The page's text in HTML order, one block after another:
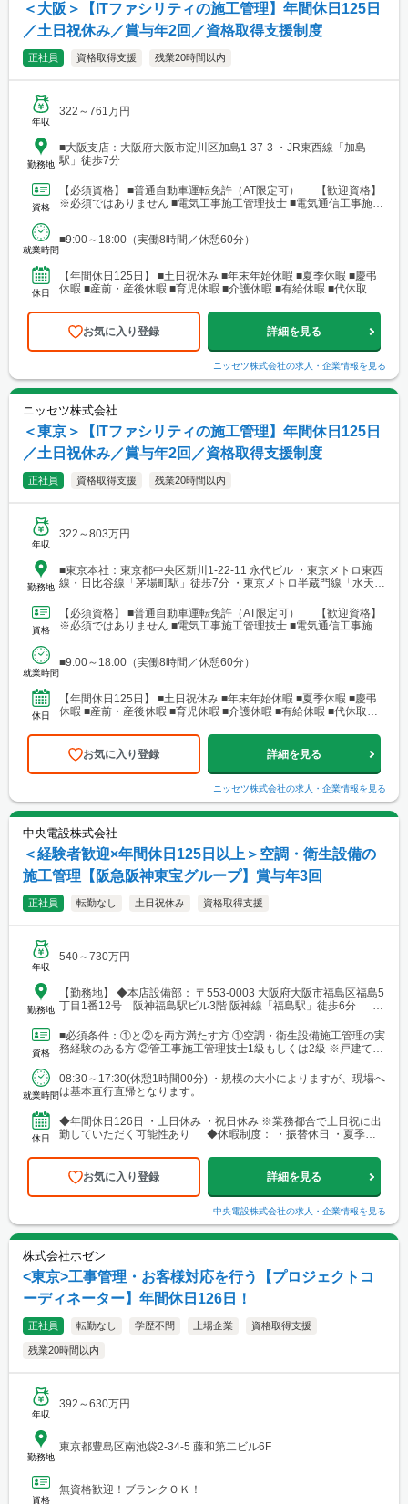
＜大阪＞【ITファシリティの施工管理】年間休日125日
／土日祝休み／賞与年2回／資格取得支援制度
正社員 資格取得支援 残業20時間以内
年収
322～761万円
勤務地
■大阪支店：大阪府大阪市淀川区加島1-37-3 ・JR東西線「加島
駅」徒歩7分
資格
【必須資格】 ■普通自動車運転免許（AT限定可） 【歓迎資格】
※必須ではありません ■電気工事施工管理技士 ■電気通信工事施工
就業時間
■9:00～18:00（実働8時間／休憩60分）
休日
【年間休日125日】 ■土日祝休み ■年末年始休暇 ■夏季休暇 ■慶弔
休暇 ■産前・産後休暇 ■育児休暇 ■介護休暇 ■有給休暇 ■代休取得
お気に入り登録 詳細を見る
ニッセツ株式会社の求人・企業情報を見る
ニッセツ株式会社
＜東京＞【ITファシリティの施工管理】年間休日125日
／土日祝休み／賞与年2回／資格取得支援制度
正社員 資格取得支援 残業20時間以内
年収
322～803万円
勤務地
■東京本社：東京都中央区新川1-22-11 永代ビル ・東京メトロ東西
線・日比谷線「茅場町駅」徒歩7分 ・東京メトロ半蔵門線「水天宮
資格
【必須資格】 ■普通自動車運転免許（AT限定可） 【歓迎資格】
※必須ではありません ■電気工事施工管理技士 ■電気通信工事施工
就業時間
■9:00～18:00（実働8時間／休憩60分）
休日
【年間休日125日】 ■土日祝休み ■年末年始休暇 ■夏季休暇 ■慶弔
休暇 ■産前・産後休暇 ■育児休暇 ■介護休暇 ■有給休暇 ■代休取得
お気に入り登録 詳細を見る
ニッセツ株式会社の求人・企業情報を見る
中央電設株式会社
＜経験者歓迎×年間休日125日以上＞空調・衛生設備の
施工管理【阪急阪神東宝グループ】賞与年3回
正社員 転勤なし 土日祝休み 資格取得支援
年収
540～730万円
勤務地
【勤務地】 ◆本店設備部： 〒553-0003 大阪府大阪市福島区福島5
丁目1番12号 阪神福島駅ビル3階 阪神線「福島駅」徒歩6分 ◆
神野田センタービルディング14階 阪神線「野田駅」徒歩2分
資格
■必須条件：①と②を両方満たす方 ①空調・衛生設備施工管理の実
務経験のある方 ②管工事施工管理技士1級もしくは2級 ※戸建ての
就業時間
08:30～17:30(休憩1時間00分) ・規模の大小によりますが、現場へ
は基本直行直帰となります。
休日
◆年間休日126日 ・土日休み ・祝日休み ※業務都合で土日祝に出
勤していただく可能性あり ◆休暇制度： ・振替休日 ・夏季休
お気に入り登録 詳細を見る
中央電設株式会社の求人・企業情報を見る
株式会社ホゼン
<東京>工事管理・お客様対応を行う【プロジェクトコ
ーディネーター】年間休日126日！
正社員 転勤なし 学歴不問 上場企業 資格取得支援
残業20時間以内
年収
392～630万円
勤務地
東京都豊島区南池袋2-34-5 藤和第二ビル6F
資格
無資格歓迎！ブランクＯＫ！